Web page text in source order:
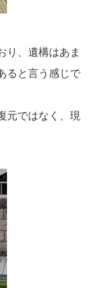
り、遺構はあま
ると言う感じで
元ではなく、現